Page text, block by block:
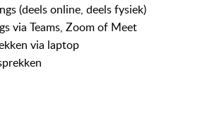
(deels online, deels fysiek)
via Teams, Zoom of Meet
via laptop